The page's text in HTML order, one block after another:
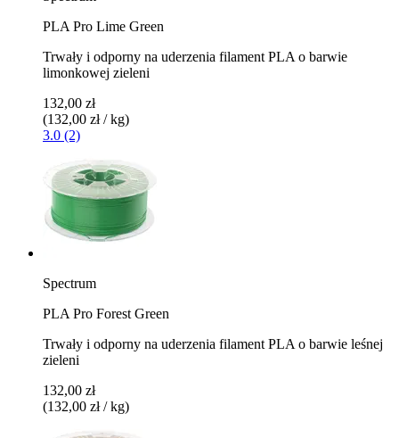
PLA Pro Lime Green
Trwały i odporny na uderzenia filament PLA o barwie
limonkowej zieleni
132,00 zł
(132,00 zł / kg)
3.0 (2)
Spectrum
PLA Pro Forest Green
Trwały i odporny na uderzenia filament PLA o barwie leśnej
zieleni
132,00 zł
(132,00 zł / kg)